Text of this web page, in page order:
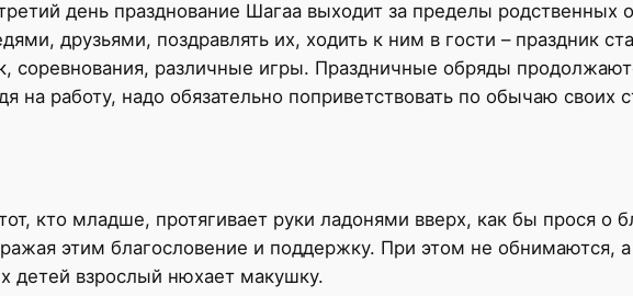
день празднование Шагаа выходит за пределы родственных
друзьями, поздравлять их, ходить к ним в гости – праздник
соревнования, различные игры. Праздничные обряды
на работу, надо обязательно поприветствовать по обычаю своих
кто младше, протягивает руки ладонями вверх, как бы прося о
этим благословение и поддержку. При этом не обнимаются,
детей взрослый нюхает макушку.